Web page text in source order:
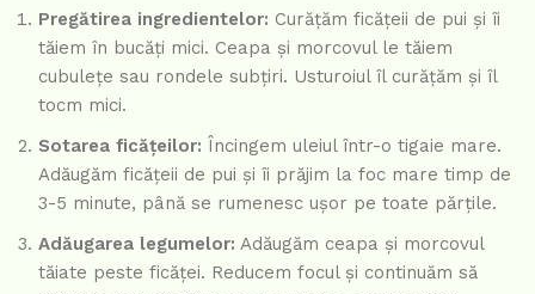
Pregătirea ingredientelor: Curățăm ficățeii de pui și îi
tăiem în bucăți mici. Ceapa și morcovul le tăiem
cubulețe sau rondele subțiri. Usturoiul îl curățăm și îl
tocm mici.
Sotarea ficățeilor: Încingem uleiul într-o tigaie mare.
Adăugăm ficățeii de pui și îi prăjim la foc mare timp de
3-5 minute, până se rumenesc ușor pe toate părțile.
Adăugarea legumelor: Adăugăm ceapa și morcovul
tăiate peste ficăței. Reducem focul și continuăm să